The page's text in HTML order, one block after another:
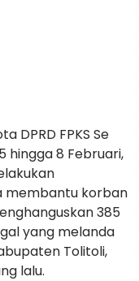
DPRD FPKS Se
hingga 8 Februari,
membantu korban
385
yang melanda
Tolitoli,
lalu.